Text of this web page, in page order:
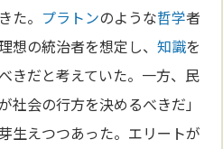
た。 プラトンのような哲学者
想の統治者を想定し、知識を
きだと考えていた。一方、民
社会の行方を決めるべきだ」
生えつつあった。エリートが